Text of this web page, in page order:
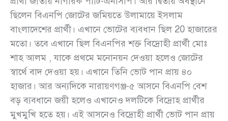
ছিলেন বিএনপি জোটের জমিয়তে উলামায়ে ইসলাম
বাংলাদেশের প্রার্থী। এখানে ভোটের ব্যবধান ছিল 20 হাজারের
মতো। তবে এখানে ছিল বিএনপির শক্ত বিদ্রোহী প্রার্থী মোঃ
শাহ আলম , যাকে প্রথমে মনোনয়ন দেওয়া হলেও জোটের
স্বার্থে বাদ দেওয়া হয়। এখানে তিনি ভোট পান প্রায় ৪০
হাজার। আর অন্যদিকে নারায়ণগঞ্জ-৫ আসনে বিএনপি বেশ
বড় ব্যবধানে জয়ী হলেও এখানেও দলটিকে বিদ্রোহ প্রার্থীর
মুখমুখি হতে হয়। এই আসনেও বিদ্রোহী প্রার্থী ভোট পান প্রায়